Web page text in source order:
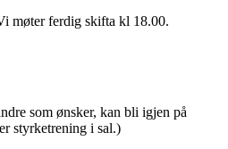
møter ferdig skifta kl 18.00.
som ønsker, kan bli igjen på
styrketrening i sal.)